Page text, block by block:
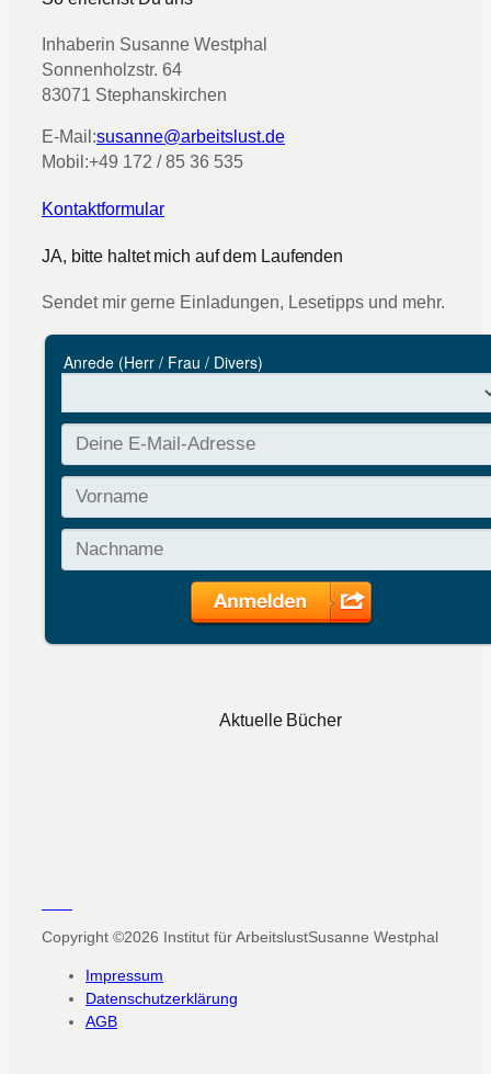
Inhaberin Susanne Westphal
Sonnenholzstr. 64
83071 Stephanskirchen
E-Mail:susanne@arbeitslust.de
Mobil:+49 172 / 85 36 535
Kontaktformular
JA, bitte haltet mich auf dem Laufenden
Sendet mir gerne Einladungen, Lesetipps und mehr.
Aktuelle Bücher
Copyright ©2026 Institut für ArbeitslustSusanne Westphal
Impressum
Datenschutzerklärung
AGB